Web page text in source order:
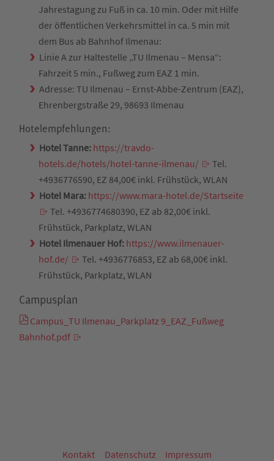
Jahrestagung zu Fuß in ca. 10 min. Oder mit Hilfe
der öffentlichen Verkehrsmittel in ca. 5 min mit
dem Bus ab Bahnhof Ilmenau:
Linie A zur Haltestelle „TU Ilmenau – Mensa“:
Fahrzeit 5 min., Fußweg zum EAZ 1 min.
Adresse: TU Ilmenau – Ernst-Abbe-Zentrum (EAZ),
Ehrenbergstraße 29, 98693 Ilmenau
Hotelempfehlungen:
Hotel Tanne: https://travdo-
hotels.de/hotels/hotel-tanne-ilmenau/
Tel.
+4936776590, EZ 84,00€ inkl. Frühstück, WLAN
Hotel Mara: https://www.mara-hotel.de/Startseite
Tel. +4936774680390, EZ ab 82,00€ inkl.
Frühstück, Parkplatz, WLAN
Hotel Ilmenauer Hof: https://www.ilmenauer-
hof.de/
Tel. +4936776853, EZ ab 68,00€ inkl.
Frühstück, Parkplatz, WLAN
Campusplan
Campus_TU Ilmenau_Parkplatz 9_EAZ_Fußweg
Bahnhof.pdf
Kontakt Datenschutz Impressum